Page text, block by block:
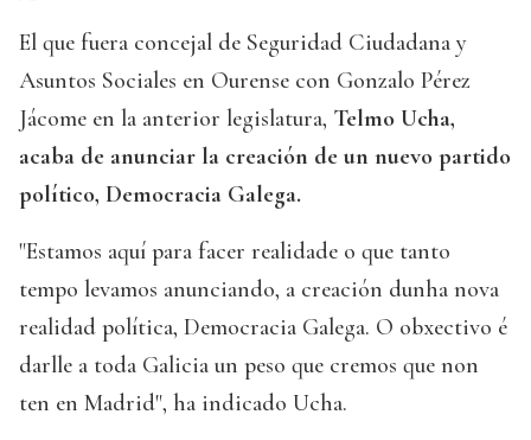
El que fuera concejal de Seguridad Ciudadana y
Asuntos Sociales en Ourense con Gonzalo Pérez
Jácome en la anterior legislatura, Telmo Ucha,
acaba de anunciar la creación de un nuevo partido
político, Democracia Galega.
"Estamos aquí para facer realidade o que tanto
tempo levamos anunciando, a creación dunha nova
realidad política, Democracia Galega. O obxectivo é
darlle a toda Galicia un peso que cremos que non
ten en Madrid", ha indicado Ucha.